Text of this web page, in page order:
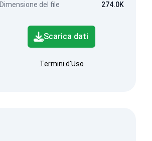
Dimensione del file 274.0K
Scarica dati
Termini d'Uso